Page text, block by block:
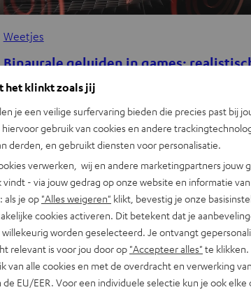
Weetjes
Binaurale geluiden in games:
bijna niet
Het menselijk oor kan heel precies bepalen waar
een geluid zich bevindt. Deze enorme auditieve
steeds vaker gebruikt bij het…
het klinkt zoals jij
je een veilige surfervaring bieden die precies past bij
hiervoor gebruik van cookies en andere
derden, en gebruikt diensten voor personalisatie.
verwerken, wij en andere marketingpartners jouw
vindt - via jouw gedrag op onze website en informatie
als je op "Alles weigeren" klikt, bevestig je onze
cookies activeren. Dit betekent dat je
willekeurig worden geselecteerd. Je ontvangt
relevant is voor jou door op "Accepteer alles" te
van alle cookies en met de overdracht en verwerking
de EU/EER. Voor een individuele selectie kun je ook